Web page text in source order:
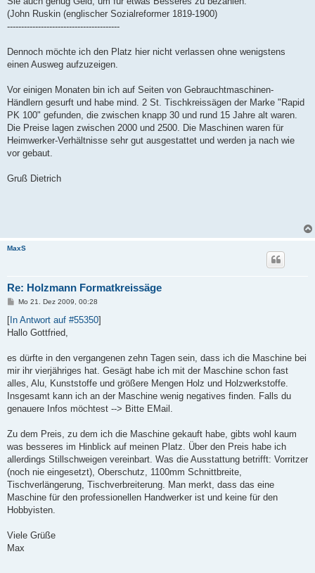
(John Ruskin (englischer Sozialreformer 1819-1900)
----------------------------------------
Dennoch möchte ich den Platz hier nicht verlassen ohne wenigstens
einen Ausweg aufzuzeigen.
Vor einigen Monaten bin ich auf Seiten von Gebrauchtmaschinen-
Händlern gesurft und habe mind. 2 St. Tischkreissägen der Marke "Rapid
PK 100" gefunden, die zwischen knapp 30 und rund 15 Jahre alt waren.
Die Preise lagen zwischen 2000 und 2500. Die Maschinen waren für
Heimwerker-Verhältnisse sehr gut ausgestattet und werden ja nach wie
vor gebaut.
Gruß Dietrich
MaxS
Re: Holzmann Formatkreissäge
B
i
r
Mo 21. Dez 2009, 00:28
[In Antwort auf #55350]
Hallo Gottfried,
es dürfte in den vergangenen zehn Tagen sein, dass ich die Maschine bei
mir ihr vierjähriges hat. Gesägt habe ich mit der Maschine schon fast
alles, Alu, Kunststoffe und größere Mengen Holz und Holzwerkstoffe.
Insgesamt kann ich an der Maschine wenig negatives finden. Falls du
genauere Infos möchtest --> Bitte EMail.
Zu dem Preis, zu dem ich die Maschine gekauft habe, gibts wohl kaum
was besseres im Hinblick auf meinen Platz. Über den Preis habe ich
allerdings Stillschweigen vereinbart. Was die Ausstattung betrifft: Vorritzer
(noch nie eingesetzt), Oberschutz, 1100mm Schnittbreite,
Tischverlängerung, Tischverbreiterung. Man merkt, dass das eine
Maschine für den professionellen Handwerker ist und keine für den
Hobbyisten.
Viele Grüße
Max